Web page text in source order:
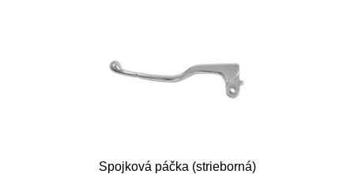
Spojková páčka (strieborná)